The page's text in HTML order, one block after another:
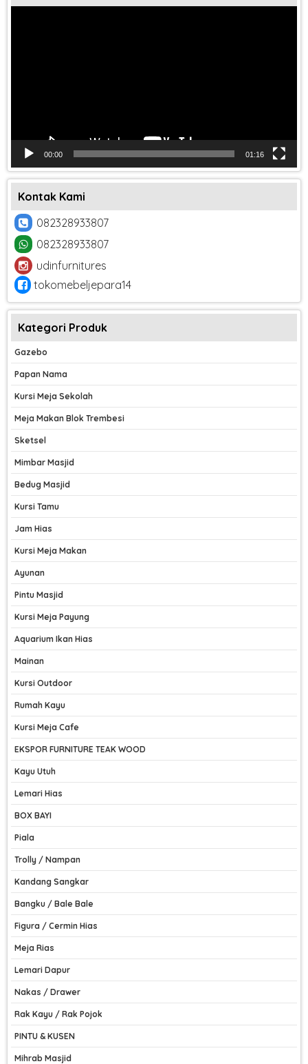
00:00 01:16
Kontak Kami
082328933807
082328933807
udinfurnitures
tokomebeljepara14
Kategori Produk
Gazebo
Papan Nama
Kursi Meja Sekolah
Meja Makan Blok Trembesi
Sketsel
Mimbar Masjid
Bedug Masjid
Kursi Tamu
Jam Hias
Kursi Meja Makan
Ayunan
Pintu Masjid
Kursi Meja Payung
Aquarium Ikan Hias
Mainan
Kursi Outdoor
Rumah Kayu
Kursi Meja Cafe
EKSPOR FURNITURE TEAK WOOD
Kayu Utuh
Lemari Hias
BOX BAYI
Piala
Trolly / Nampan
Kandang Sangkar
Bangku / Bale Bale
Figura / Cermin Hias
Meja Rias
Lemari Dapur
Nakas / Drawer
Rak Kayu / Rak Pojok
PINTU & KUSEN
Mihrab Masjid